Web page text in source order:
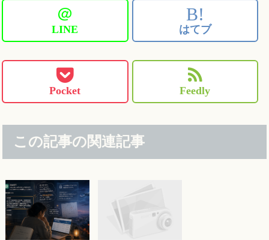
＠
LINE
B!
はてブ
Pocket Feedly
この記事の関連記事